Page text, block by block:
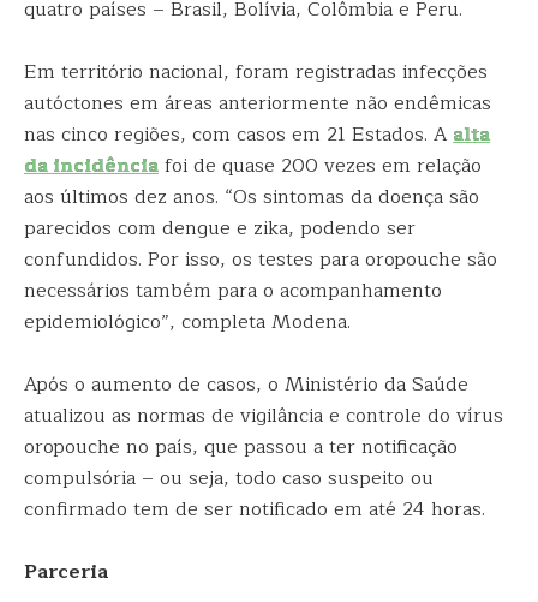
quatro países – Brasil, Bolívia, Colômbia e Peru.
Em território nacional, foram registradas infecções
autóctones em áreas anteriormente não endêmicas
nas cinco regiões, com casos em 21 Estados. Aalta
da incidênciafoi de quase 200 vezes em relação
aos últimos dez anos. “Os sintomas da doença são
parecidos com dengue e zika, podendo ser
confundidos. Por isso, os testes para oropouche são
necessários também para o acompanhamento
epidemiológico”, completa Modena.
Após o aumento de casos, o Ministério da Saúde
atualizou as normas de vigilância e controle do vírus
oropouche no país, que passou a ter notificação
compulsória – ou seja, todo caso suspeito ou
confirmado tem de ser notificado em até 24 horas.
Parceria